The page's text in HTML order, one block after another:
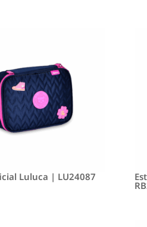
Luluca | LU24087